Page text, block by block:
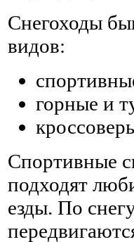
Снегоходы
видов:
горные и
Спортивные
подходят
езды. По